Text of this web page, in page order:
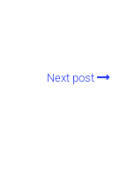
Next post